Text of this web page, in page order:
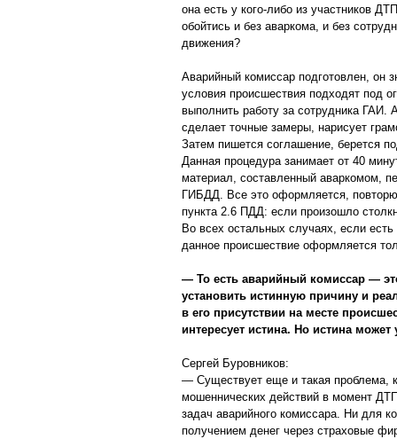
она есть у кого-либо из участников
обойтись и без аваркома, и без
движения?
Аварийный комиссар подготовлен, он
условия происшествия подходят под
выполнить работу за сотрудника
сделает точные замеры, нарисует
Затем пишется соглашение, берется
Данная процедура занимает от 40
материал, составленный аваркомом,
ГИБДД. Все это оформляется,
пункта 2.6 ПДД: если произошло
Во всех остальных случаях, если
данное происшествие оформляется
— То есть аварийный комиссар —
установить истинную причину и
в его присутствии на месте
интересует истина. Но истина
Сергей Буровников:
— Существует еще и такая проблема,
мошеннических действий в момент
задач аварийного комиссара. Ни для
получением денег через страховые